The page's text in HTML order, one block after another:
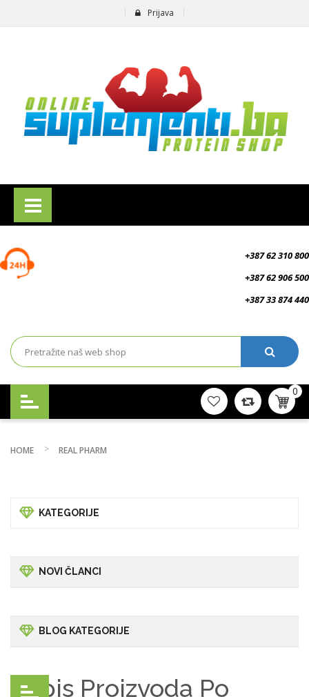
Prijava
+387 62 310 800
+387 62 906 500
+387 33 874 440
0
HOME REAL PHARM
KATEGORIJE
NOVI ČLANCI
BLOG KATEGORIJE
Popis Proizvoda Po